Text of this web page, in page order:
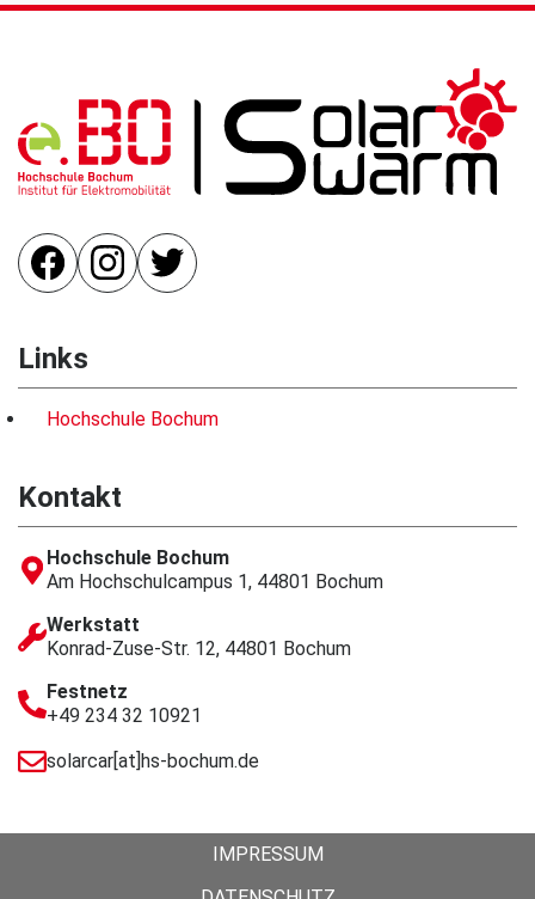
Links
Hochschule Bochum
Kontakt
Hochschule Bochum
Am Hochschulcampus 1, 44801 Bochum
Werkstatt
Konrad-Zuse-Str. 12, 44801 Bochum
Festnetz
+49 234 32 10921
solarcar[at]hs-bochum.de
IMPRESSUM